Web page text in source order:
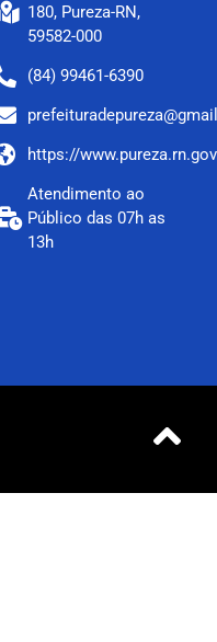
180, Pureza-RN,
59582-000
(84) 99461-6390
https://
Atendimento ao
Público das 07h as
13h